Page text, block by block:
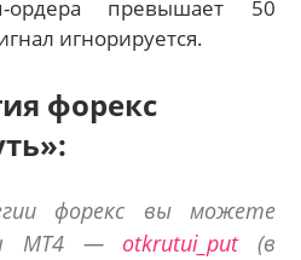
ордера превышает 50
игнорируется.
форекс
форекс вы можете
МТ4 — otkrutui_put(в